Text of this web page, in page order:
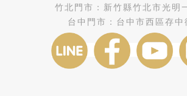
竹北門市： 新竹縣竹北市光明
台中門市： 台中市西區存中